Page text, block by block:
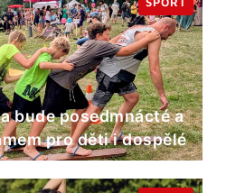
bude posedmnácté a
pro děti i dospělé